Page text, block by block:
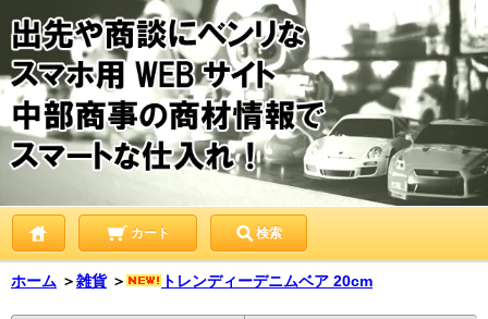
カート 検索
ホーム ＞雑貨 ＞ トレンディーデニムベア 20cm